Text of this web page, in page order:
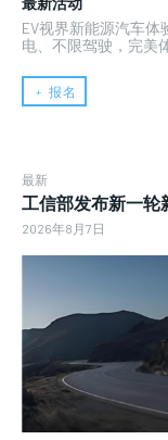
EV视界新能源汽车
电、不限驾驶，完美
﹢ 报名
最新
工信部发布新一轮
2026年8月7日